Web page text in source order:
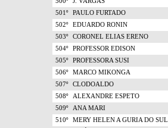
501º
PAULO FURTADO
502º
EDUARDO RONIN
503º
CORONEL ELIAS ERENO
504º
PROFESSOR EDISON
505º
PROFESSORA SUSI
506º
MARCO MIKONGA
507º
CLODOALDO
508º
ALEXANDRE ESPETO
509º
ANA MARI
510º
MERY HELEN A GURIA DO SUL